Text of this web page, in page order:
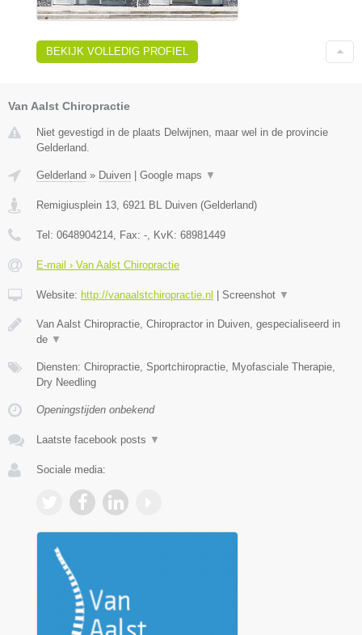
BEKIJK VOLLEDIG PROFIEL
Van Aalst Chiropractie
Niet gevestigd in de plaats Delwijnen, maar wel in de provincie
Gelderland.
Gelderland » Duiven | Google maps ▼
Remigiusplein 13 6921 BL Duiven (Gelderland)
Tel: 0648904214 , Fax: - , KvK: 68981449
E-mail › Van Aalst Chiropractie
Website: http://vanaalstchiropractie.nl | Screenshot ▼
Van Aalst Chiropractie, Chiropractor in Duiven, gespecialiseerd in
de ▼
Diensten: Chiropractie, Sportchiropractie, Myofasciale Therapie,
Dry Needling
Openingstijden onbekend
Laatste facebook posts ▼
Sociale media: